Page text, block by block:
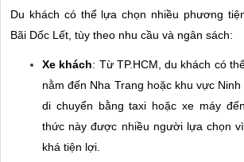
Du khách có thể lựa chọn nhiều phương
Bãi Dốc Lết, tùy theo nhu cầu và ngân sách:
Xe khách: Từ TP.HCM, du khách có
nằm đến Nha Trang hoặc khu vực
di chuyển bằng taxi hoặc xe máy
thức này được nhiều người lựa chọn
khá tiện lợi.